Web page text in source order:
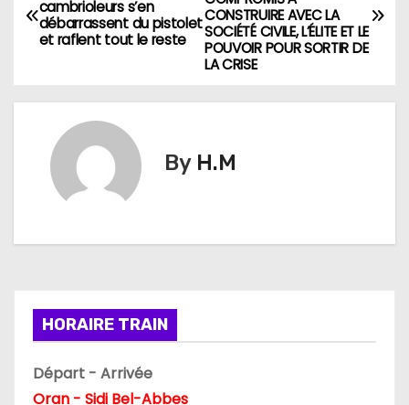
a
v
i
d
CONSTRUIRE AVEC LA
SOCIÉTÉ CIVILE, L’ÉLITE ET LE
POUVOIR POUR SORTIR DE
LA CRISE
cambrioleurs s’en
débarrassent du pistolet
et raflent tout le reste
By H.M
HORAIRE TRAIN
Départ - Arrivée
Oran - Sidi Bel-Abbes